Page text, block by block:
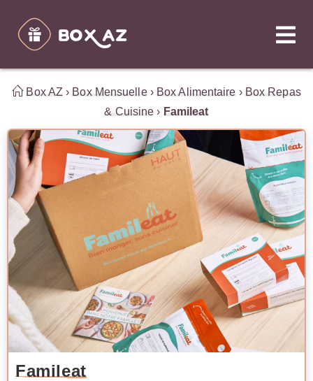
Box AZ › Box Mensuelle› Box Alimentaire › Box Repas
& Cuisine › Famileat
Famileat